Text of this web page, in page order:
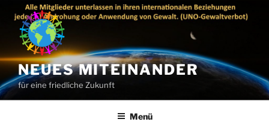
Inhalt
springen
NEUES MITEINANDER
für eine friedliche Zukunft
Menü